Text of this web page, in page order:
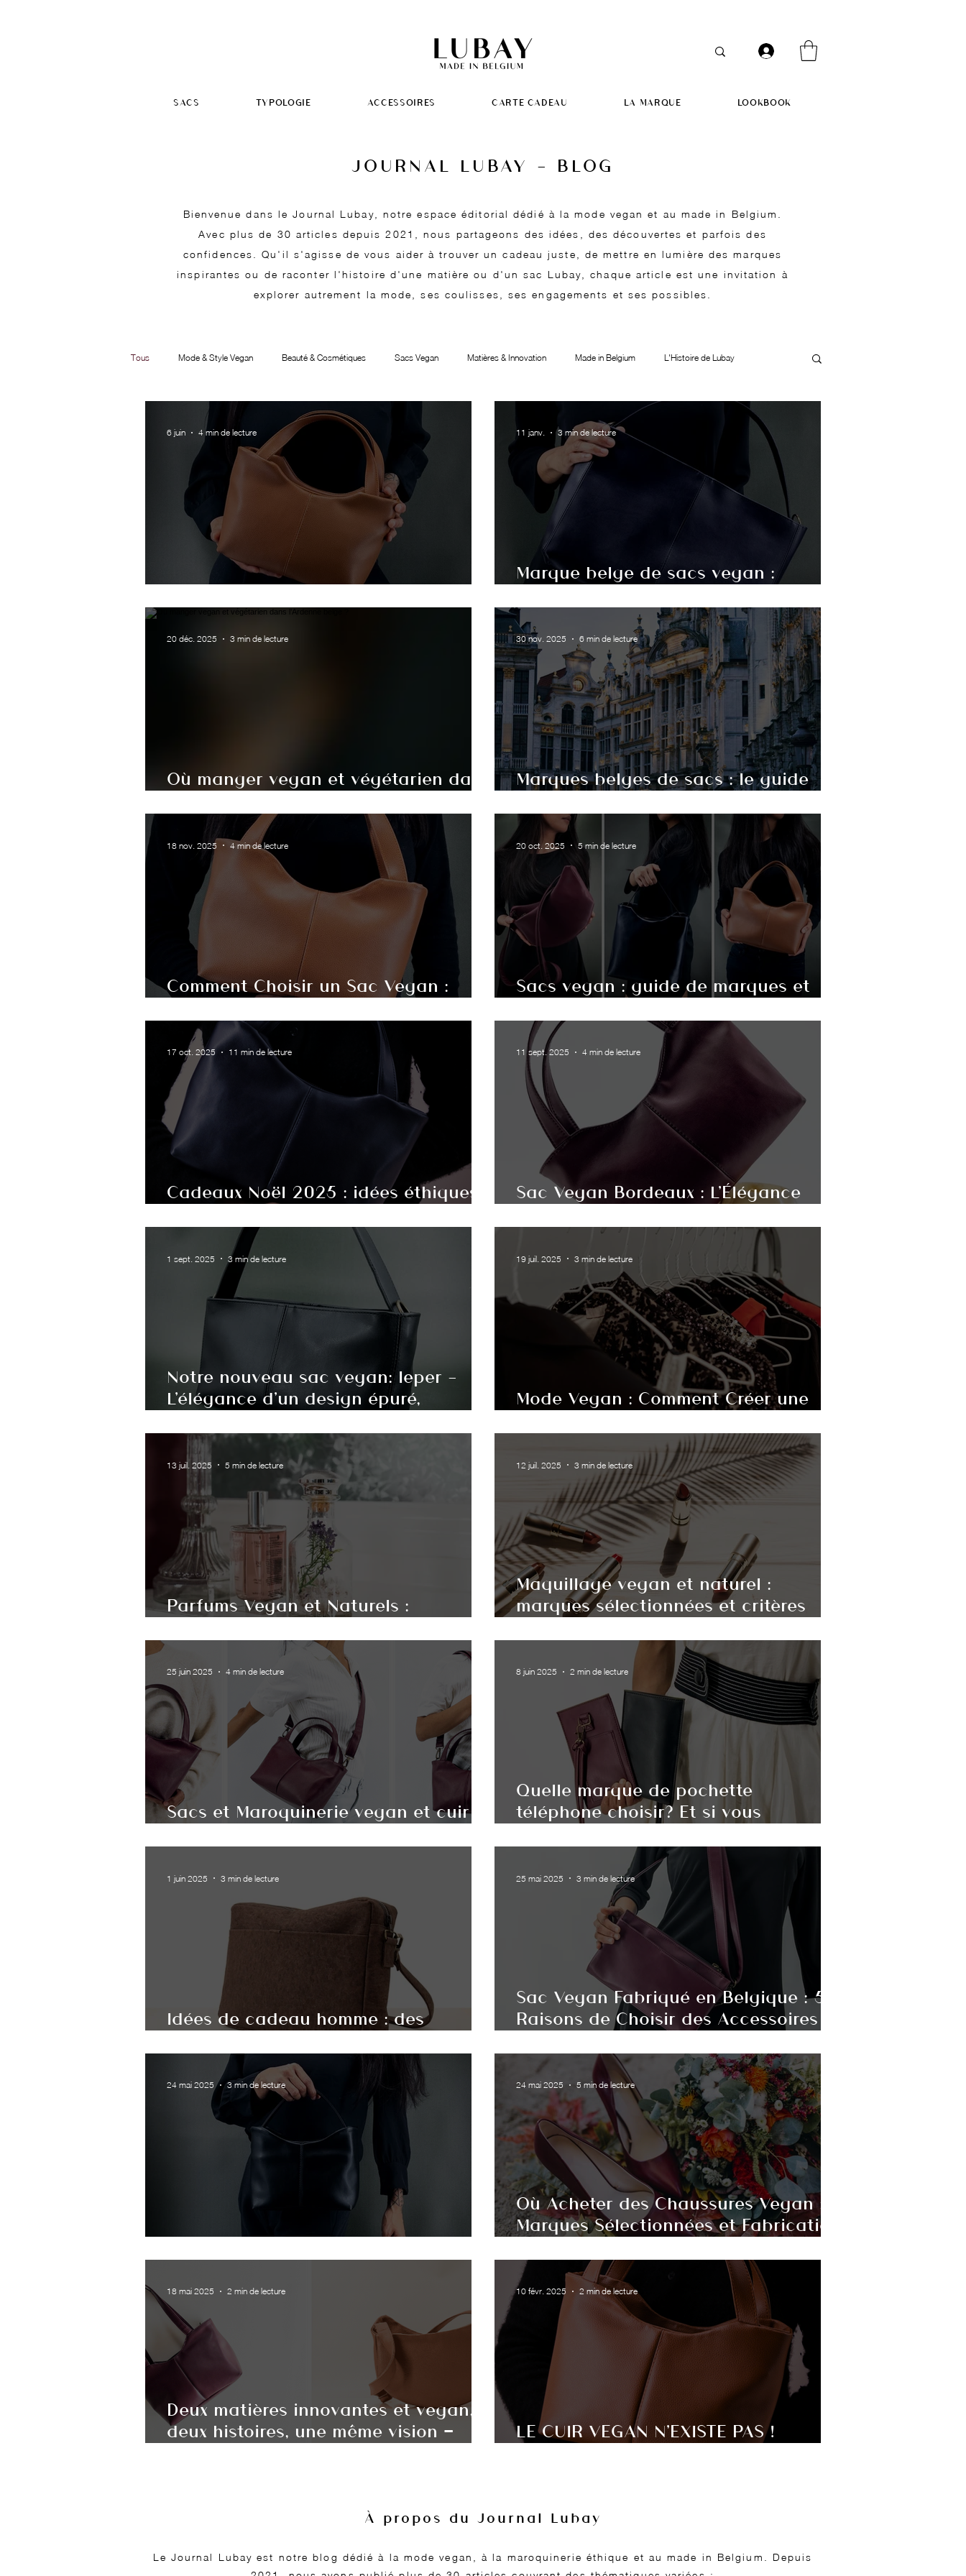
SACS TYPOLOGIE ACCESSOIRES CARTE CADEAU LA MARQUE LOOKBOOK
JOURNAL LUBAY - BLOG
Bienvenue dans le Journal Lubay, notre espace éditorial dédié à la mode vegan et au made in Belgium.
Avec plus de 30 articles depuis 2021, nous partageons des idées, des découvertes et parfois des
confidences. Qu'il s'agisse de vous aider à trouver un cadeau juste, de mettre en lumière des marques
inspirantes ou de raconter l'histoire d'une matière ou d'un sac Lubay, chaque article est une invitation à
explorer autrement la mode, ses coulisses, ses engagements et ses possibles.
Tous Mode & Style Vegan Beauté & Cosmétiques Sacs Vegan Matières & Innovation Made in Belgium L'Histoire de Lubay
Éthique & Engagement Idées Cadeaux
6 juin 4 min de lecture
Marque belge de sacs vegan :
11 janv. 3 min de lecture
Où manger vegan et végétarien dans
20 déc. 2025 3 min de lecture
Marques belges de sacs : le guide
30 nov. 2025 6 min de lecture
Comment Choisir un Sac Vegan :
18 nov. 2025 4 min de lecture
Sacs vegan : guide de marques et
20 oct. 2025 5 min de lecture
Cadeaux Noël 2025 : idées éthiques,
17 oct. 2025 11 min de lecture
Sac Vegan Bordeaux : L'Élégance
11 sept. 2025 4 min de lecture
Notre nouveau sac vegan: Ieper -
L'élégance d'un design épuré,
1 sept. 2025 3 min de lecture
Mode Vegan : Comment Créer une
19 juil. 2025 3 min de lecture
Parfums Vegan et Naturels :
13 juil. 2025 5 min de lecture
Maquillage vegan et naturel :
marques sélectionnées et critères
12 juil. 2025 3 min de lecture
Sacs et Maroquinerie vegan et cuir
25 juin 2025 4 min de lecture
Quelle marque de pochette
téléphone choisir? Et si vous
8 juin 2025 2 min de lecture
Idées de cadeau homme : des
1 juin 2025 3 min de lecture
Sac Vegan Fabriqué en Belgique : 5
Raisons de Choisir des Accessoires
25 mai 2025 3 min de lecture
24 mai 2025 3 min de lecture
Où Acheter des Chaussures Vegan :
Marques Sélectionnées et Fabrication
24 mai 2025 5 min de lecture
Deux matières innovantes et vegan,
deux histoires, une même vision —
18 mai 2025 2 min de lecture
LE CUIR VEGAN N'EXISTE PAS !
10 févr. 2025 2 min de lecture
À propos du Journal Lubay
Le Journal Lubay est notre blog dédié à la mode vegan, à la maroquinerie éthique et au made in Belgium. Depuis